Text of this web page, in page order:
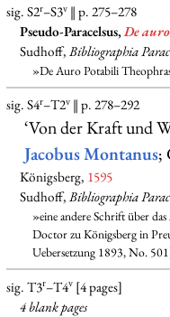
sig. S2r–S3v‖ p. 275–278
Pseudo-Paracelsus,De
Sudhoff,Bibliographia
»De Auro Potabili
sig. S4r–T2v‖ p. 278–292
‘Von der Kraft und
Jacobus Montanus;
Königsberg, 1595
Sudhoff,Bibliographia
»eine andere Schrift über
Doctor zu Königsberg in
Uebersetzung 1893, No.
sig. T3r–T4v[4 pages]
4 blankpages